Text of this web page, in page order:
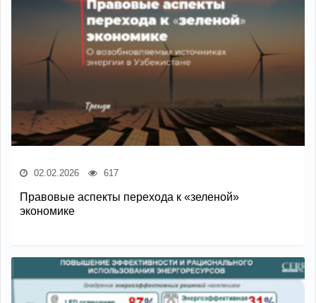
02.02.2026 617
Правовые аспекты перехода к «зеленой»
экономике